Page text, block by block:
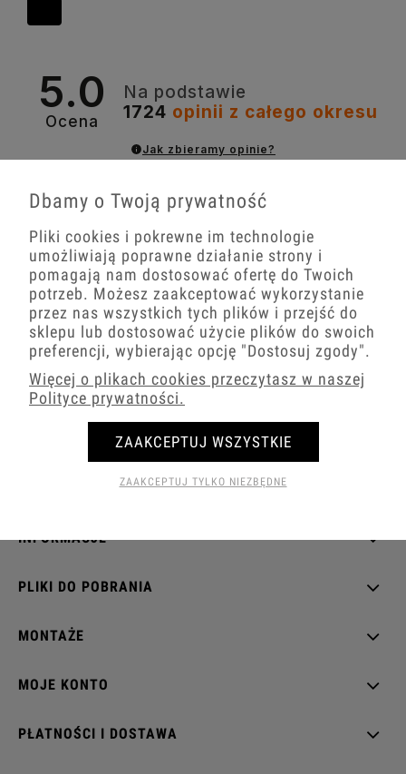
5.0
Ocena
Na podstawie
1724 opinii z całego okresu
Jak zbieramy opinie?
zweryfikowano
Bardzo sprawnie zrealizowana
przesyłka. Obsługa taka, jak należy.
Super poradzili sobie z
zapakowaniem przedmiotów, nawet w
niestandardowym rozmiarze.
0 0
INFORMACJE
PLIKI DO POBRANIA
MONTAŻE
MOJE KONTO
PŁATNOŚCI I DOSTAWA
Dbamy o Twoją prywatność
Pliki cookies i pokrewne im technologie
umożliwiają poprawne działanie strony i
pomagają nam dostosować ofertę do Twoich
potrzeb. Możesz zaakceptować wykorzystanie
przez nas wszystkich tych plików i przejść do
sklepu lub dostosować użycie plików do swoich
preferencji, wybierając opcję "Dostosuj zgody".
Więcej o plikach cookies przeczytasz w naszej
Polityce prywatności.
ZAAKCEPTUJ TYLKO NIEZBĘDNE
ZAAKCEPTUJ WSZYSTKIE